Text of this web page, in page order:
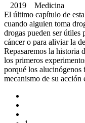
2019 Medicina
El último capítulo de
cuando alguien toma
drogas pueden ser útiles
cáncer o para aliviar la
Repasaremos la historia
los primeros
porqué los alucinógenos
mecanismo de su acción